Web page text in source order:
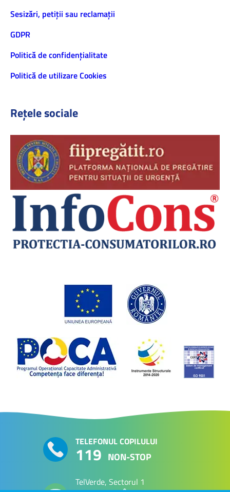
Sesizări, petiţii sau reclamații
GDPR
Politică de confidenţialitate
Politică de utilizare Cookies
Rețele sociale
TELEFONUL COPILULUI
119 NON-STOP
TelVerde, Sectorul 1